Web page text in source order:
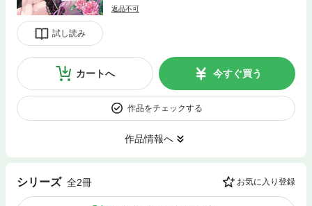
試し読み
返品不可
カートへ 今すぐ買う
作品をチェックする
作品情報へ
シリーズ 全2冊 お気に入り登録